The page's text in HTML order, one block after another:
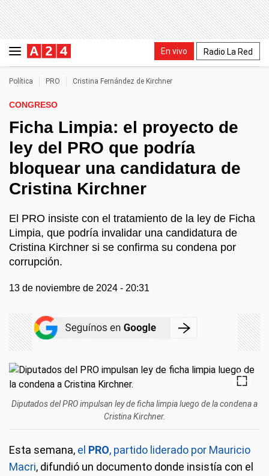
En vivo Radio La Red
Política PRO Cristina Fernández de Kirchner
CONGRESO
Ficha Limpia: el proyecto de
ley del PRO que podría
bloquear una candidatura de
Cristina Kirchner
El PRO insiste con el tratamiento de la ley de Ficha
Limpia, que podría invalidar una candidatura de
Cristina Kirchner si se confirma su condena por
corrupción.
13 de noviembre de 2024 - 20:31
Diputados del PRO impulsan ley de ficha limpia luego de la condena a
Cristina Kirchner.
Esta semana, el PRO, partido liderado por Mauricio
Macri, difundió un documento donde insistía con el